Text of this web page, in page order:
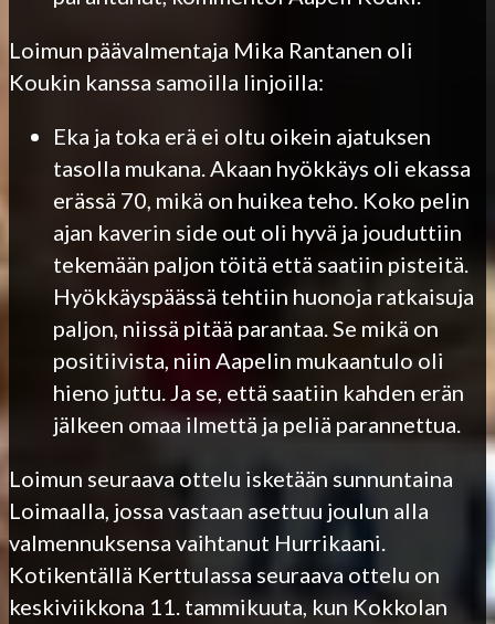
Loimun päävalmentaja Mika Rantanen oli
Koukin kanssa samoilla linjoilla:
Eka ja toka erä ei oltu oikein ajatuksen
tasolla mukana. Akaan hyökkäys oli ekassa
erässä 70, mikä on huikea teho. Koko pelin
ajan kaverin side out oli hyvä ja jouduttiin
tekemään paljon töitä että saatiin pisteitä.
Hyökkäyspäässä tehtiin huonoja ratkaisuja
paljon, niissä pitää parantaa. Se mikä on
positiivista, niin Aapelin mukaantulo oli
hieno juttu. Ja se, että saatiin kahden erän
jälkeen omaa ilmettä ja peliä parannettua.
Loimun seuraava ottelu isketään sunnuntaina
Loimaalla, jossa vastaan asettuu joulun alla
valmennuksensa vaihtanut Hurrikaani.
Kotikentällä Kerttulassa seuraava ottelu on
keskiviikkona 11. tammikuuta, kun Kokkolan